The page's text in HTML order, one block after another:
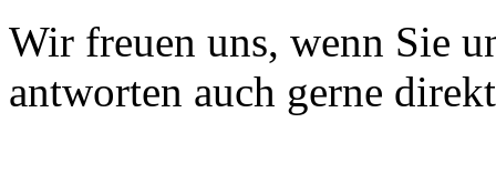
Wir freuen uns, wenn Sie
antworten auch gerne